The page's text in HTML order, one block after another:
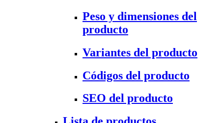
Peso y dimensiones del
producto
Variantes del producto
Códigos del producto
SEO del producto